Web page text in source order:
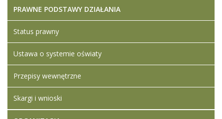
PRAWNE PODSTAWY DZIAŁANIA
Status prawny
Ustawa o systemie oświaty
Przepisy wewnętrzne
Skargi i wnioski